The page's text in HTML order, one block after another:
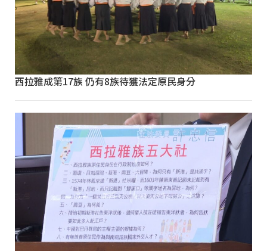
西拉雅成第17族 仍有8族待獲法定原民身分